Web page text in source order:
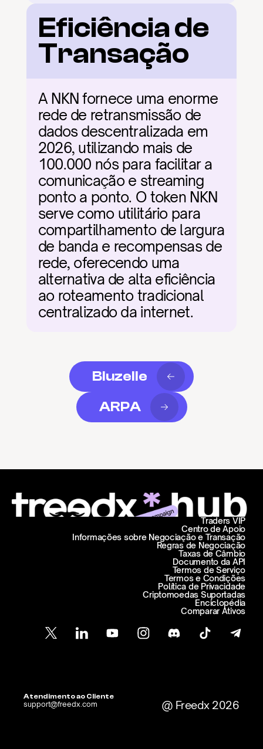
Eficiência de
Transação
A NKN fornece uma enorme
rede de retransmissão de
dados descentralizada em
2026, utilizando mais de
100.000 nós para facilitar a
comunicação e streaming
ponto a ponto. O token NKN
serve como utilitário para
compartilhamento de largura
de banda e recompensas de
rede, oferecendo uma
alternativa de alta eficiência
ao roteamento tradicional
centralizado da internet.
Bluzelle
ARPA
Centro de Apoio
Informações sobre Negociação e Transação
Traders VIP
Regras de Negociação
Taxas de Câmbio
Documento da API
Termos de Serviço
Termos e Condições
Política de Privacidade
Criptomoedas Suportadas
Enciclopédia
Comparar Ativos
Atendimento ao Cliente
support@freedx.com @ Freedx 2026